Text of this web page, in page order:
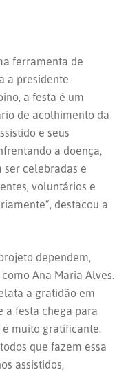
ferramenta de
a presidente-
a festa é um
de acolhimento da
e seus
a doença,
ser celebradas e
voluntários e
destacou a
dependem,
Ana Maria Alves.
a gratidão em
a festa chega para
muito gratificante.
que fazem essa
assistidos,